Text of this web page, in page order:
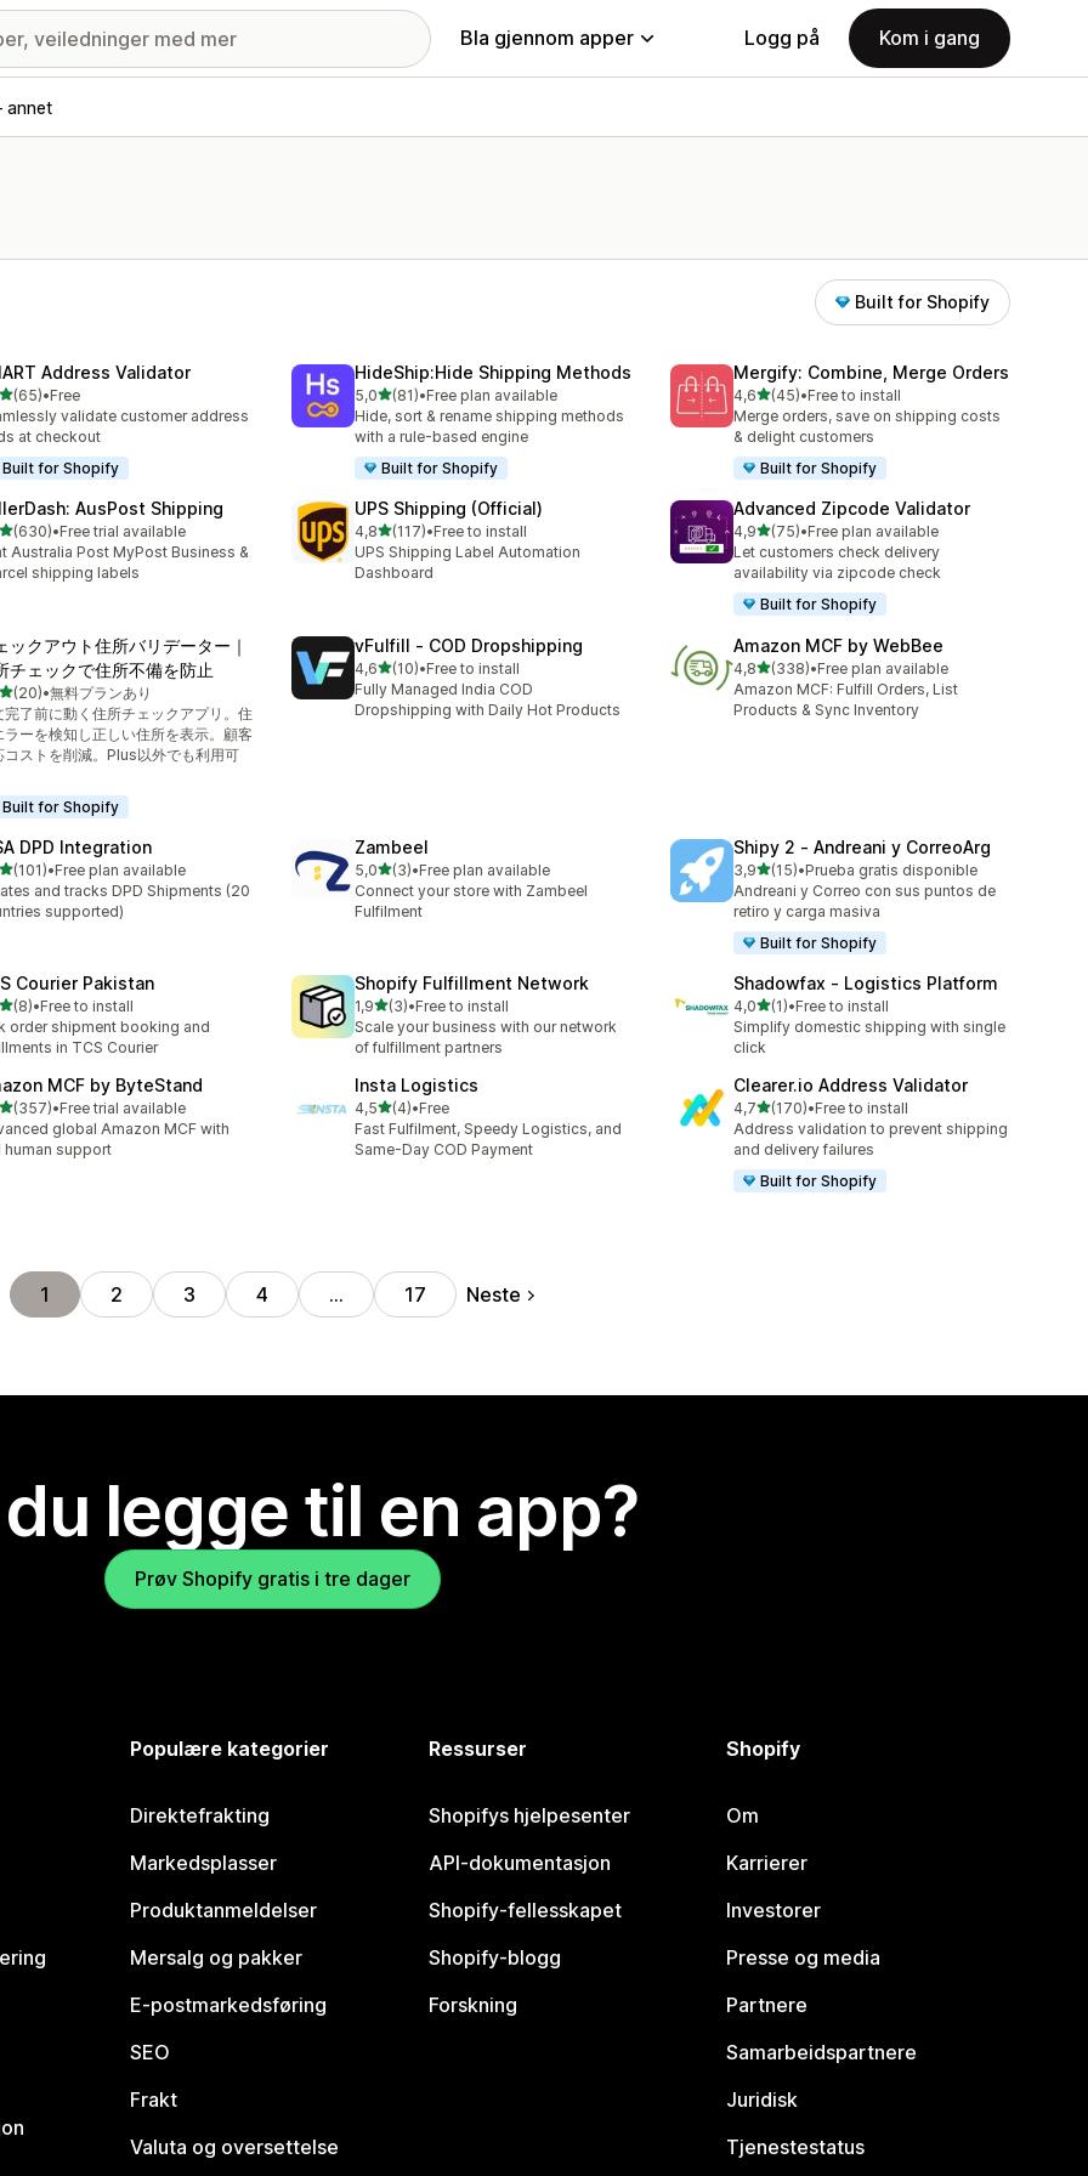
Bla gjennom apper Logg på Kom i gang
annet
Built for Shopify
Address Validator
av 5 stjerner
(65)
65 omtaler
•Free
validate customer address
at checkout
Built for Shopify
HideShip:Hide Shipping Methods
5,0av 5 stjerner
(81)
Totalt 81 omtaler
•Free plan available
Hide, sort & rename shipping methods
with a rule-based engine
Built for Shopify
Mergify: Combine, Merge Orders
4,6av 5 stjerner
(45)
Totalt 45 omtaler
•Free to install
Merge orders, save on shipping costs
& delight customers
Built for Shopify
AusPost Shipping
av 5 stjerner
(630)
630 omtaler
•Free trial available
Australia Post MyPost Business &
shipping labels
UPS Shipping (Official)
4,8av 5 stjerner
(117)
Totalt 117 omtaler
•Free to install
UPS Shipping Label Automation
Dashboard
Advanced Zipcode Validator
4,9av 5 stjerner
(75)
Totalt 75 omtaler
•Free plan available
Let customers check delivery
availability via zipcode check
Built for Shopify
ックアウト住所バリデーター｜
チェックで住所不備を防止
av 5 stjerner
(20)
20 omtaler
•無料プランあり
完了前に動く住所チェックアプリ。住
ラーを検知し正しい住所を表示。顧客
コストを削減。Plus以外でも利用可
Built for Shopify
vFulfill ‑ COD Dropshipping
4,6av 5 stjerner
(10)
Totalt 10 omtaler
•Free to install
Fully Managed India COD
Dropshipping with Daily Hot Products
Amazon MCF by WebBee
4,8av 5 stjerner
(338)
Totalt 338 omtaler
•Free plan available
Amazon MCF: Fulfill Orders, List
Products & Sync Inventory
DPD Integration
av 5 stjerner
(101)
101 omtaler
•Free plan available
and tracks DPD Shipments (20
supported)
Zambeel
5,0av 5 stjerner
(3)
Totalt 3 omtaler
•Free plan available
Connect your store with Zambeel
Fulfilment
Shipy 2 ‑ Andreani y CorreoArg
3,9av 5 stjerner
(15)
Totalt 15 omtaler
•Prueba gratis disponible
Andreani y Correo con sus puntos de
retiro y carga masiva
Built for Shopify
Courier Pakistan
av 5 stjerner
(8)
8 omtaler
•Free to install
order shipment booking and
in TCS Courier
Shopify Fulfillment Network
1,9av 5 stjerner
(3)
Totalt 3 omtaler
•Free to install
Scale your business with our network
of fulfillment partners
Shadowfax ‑ Logistics Platform
4,0av 5 stjerner
(1)
Totalt 1 omtaler
•Free to install
Simplify domestic shipping with single
click
MCF by ByteStand
av 5 stjerner
(357)
357 omtaler
•Free trial available
global Amazon MCF with
human support
Insta Logistics
4,5av 5 stjerner
(4)
Totalt 4 omtaler
•Free
Fast Fulfilment, Speedy Logistics, and
Same-Day COD Payment
Clearer.io Address Validator
4,7av 5 stjerner
(170)
Totalt 170 omtaler
•Free to install
Address validation to prevent shipping
and delivery failures
Built for Shopify
1 2 3 4 … 17 Neste
legge til en app?
Prøv Shopify gratis i tre dager
Populære kategorier
Direktefrakting
Markedsplasser
Produktanmeldelser
Mersalg og pakker
E-postmarkedsføring
SEO
Frakt
Valuta og oversettelse
Ressurser
Shopifys hjelpesenter
API-dokumentasjon
Shopify-fellesskapet
Shopify-blogg
Forskning
Shopify
Om
Karrierer
Investorer
Presse og media
Partnere
Samarbeidspartnere
Juridisk
Tjenestestatus